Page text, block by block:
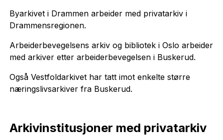
Byarkivet i Drammen arbeider med privatarkiv i
Drammensregionen.
Arbeiderbevegelsens arkiv og bibliotek i Oslo arbeider
med arkiver etter arbeiderbevegelsen i Buskerud.
Også Vestfoldarkivet har tatt imot enkelte større
næringslivsarkiver fra Buskerud.
Arkivinstitusjoner med privatarkiv